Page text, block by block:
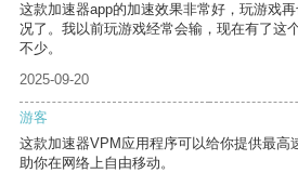
这款加速器app的加速效果非常好，玩游戏
况了。我以前玩游戏经常会输，现在有了这
不少。
2025-09-20
游客
这款加速器VPM应用程序可以给你提供最高
助你在网络上自由移动。